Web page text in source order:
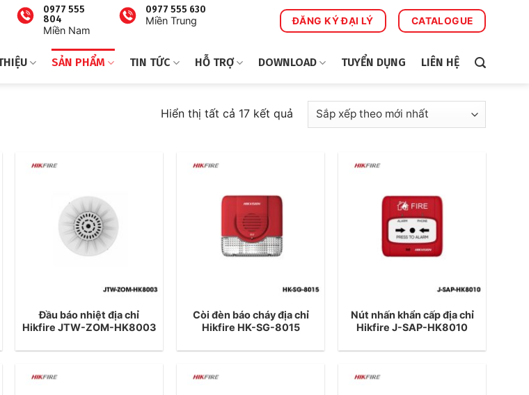
0977 555
804
Miền Nam
0977 555 630
Miền Trung
ĐĂNG KÝ ĐẠI LÝ CATALOGUE
SẢN PHẨM TIN TỨC HỖ TRỢ DOWNLOAD TUYỂN DỤNG LIÊN HỆ
Hiển thị tất cả 17 kết quảĐã
sắp
Đầu báo nhiệt địa chỉ
Hikfire JTW-ZOM-HK8003
Còi đèn báo cháy địa chỉ
Hikfire HK-SG-8015
Nút nhấn khẩn cấp địa chỉ
Hikfire J-SAP-HK8010